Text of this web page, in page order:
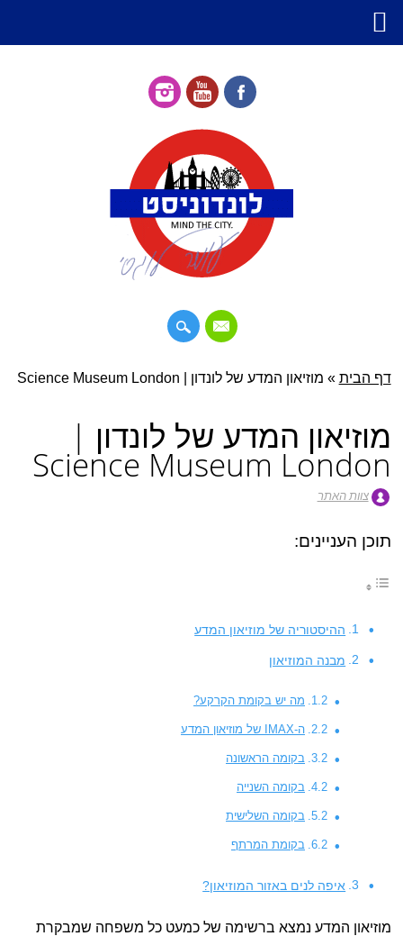
תפריט ראשי
דילוג
דף הבית » מוזיאון המדע של לונדון | Science Museum London
מוזיאון המדע של לונדון |
Science Museum London
צוות האתר
תוכן העניינים:
ההיסטוריה של מוזיאון המדע
מבנה המוזיאון
מה יש בקומת הקרקע?
ה-IMAX של מוזיאון המדע
בקומה הראשונה
בקומה השנייה
בקומה השלישית
בקומת המרתף
איפה לנים באזור המוזיאון?
מוזיאון המדע נמצא ברשימה של כמעט כל משפחה שמבקרת